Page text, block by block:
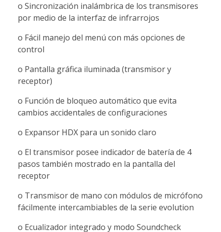
o Sincronización inalámbrica de los transmisores
por medio de la interfaz de infrarrojos
o Fácil manejo del menú con más opciones de
control
o Pantalla gráfica iluminada (transmisor y
receptor)
o Función de bloqueo automático que evita
cambios accidentales de configuraciones
o Expansor HDX para un sonido claro
o El transmisor posee indicador de batería de 4
pasos también mostrado en la pantalla del
receptor
o Transmisor de mano con módulos de micrófono
fácilmente intercambiables de la serie evolution
o Ecualizador integrado y modo Soundcheck